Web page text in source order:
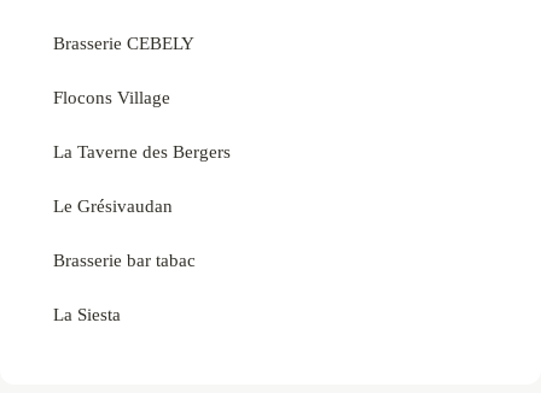
Brasserie CEBELY
Flocons Village
La Taverne des Bergers
Le Grésivaudan
Brasserie bar tabac
La Siesta